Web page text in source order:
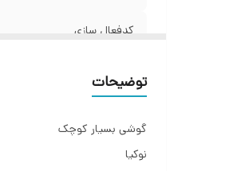
کدفعال سازی
توضیحات
گوشی بسیار کوچک
نوکیا